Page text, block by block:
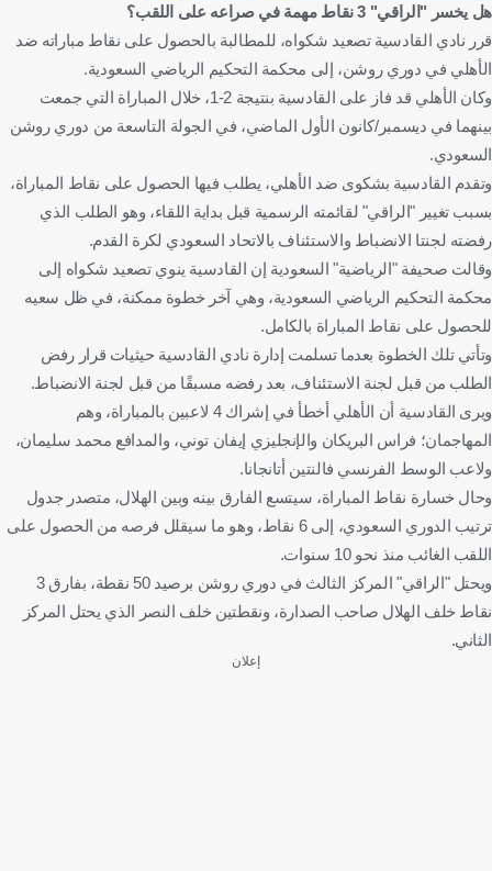
دوري روشن السعودي
الأخدود ضد القادسية
الأخدود
القادسية
المملكة العربية السعودية كرة قدم
هل يخسر "الراقي" 3 نقاط مهمة في صراعه على اللقب؟
قرر نادي القادسية تصعيد شكواه، للمطالبة بالحصول على نقاط مباراته ضد
الأهلي في دوري روشن، إلى محكمة التحكيم الرياضي السعودية.
وكان الأهلي قد فاز على القادسية بنتيجة 2-1، خلال المباراة التي جمعت
بينهما في ديسمبر/كانون الأول الماضي، في الجولة التاسعة من دوري روشن
السعودي.
وتقدم القادسية بشكوى ضد الأهلي، يطلب فيها الحصول على نقاط المباراة،
بسبب تغيير "الراقي" لقائمته الرسمية قبل بداية اللقاء، وهو الطلب الذي
رفضته لجنتا الانضباط والاستئناف بالاتحاد السعودي لكرة القدم.
وقالت صحيفة "الرياضية" السعودية إن القادسية ينوي تصعيد شكواه إلى
محكمة التحكيم الرياضي السعودية، وهي آخر خطوة ممكنة، في ظل سعيه
للحصول على نقاط المباراة بالكامل.
وتأتي تلك الخطوة بعدما تسلمت إدارة نادي القادسية حيثيات قرار رفض
الطلب من قبل لجنة الاستئناف، بعد رفضه مسبقًا من قبل لجنة الانضباط.
ويرى القادسية أن الأهلي أخطأ في إشراك 4 لاعبين بالمباراة، وهم
المهاجمان؛ فراس البريكان والإنجليزي إيفان توني، والمدافع محمد سليمان،
ولاعب الوسط الفرنسي فالنتين أتانجانا.
وحال خسارة نقاط المباراة، سيتسع الفارق بينه وبين الهلال، متصدر جدول
ترتيب الدوري السعودي، إلى 6 نقاط، وهو ما سيقلل فرصه من الحصول على
اللقب الغائب منذ نحو 10 سنوات.
ويحتل "الراقي" المركز الثالث في دوري روشن برصيد 50 نقطة، بفارق 3
نقاط خلف الهلال صاحب الصدارة، ونقطتين خلف النصر الذي يحتل المركز
الثاني.
إعلان